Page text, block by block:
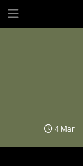
4 Mar